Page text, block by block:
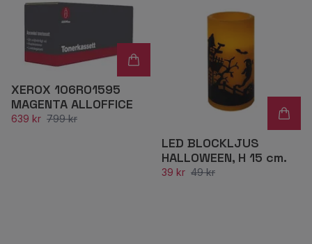
XEROX 106R01595
MAGENTA ALLOFFICE
639 kr 799 kr
LED BLOCKLJUS
HALLOWEEN, H 15 cm.
39 kr 49 kr